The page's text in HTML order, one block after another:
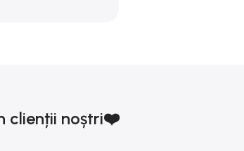
clienții noștri❤️